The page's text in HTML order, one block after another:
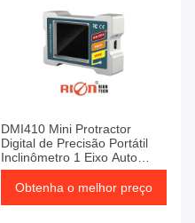
DMI410 Mini Protractor
Digital de Precisão Portátil
Inclinômetro 1 Eixo Auto
Ângulo
Obtenha o melhor preço